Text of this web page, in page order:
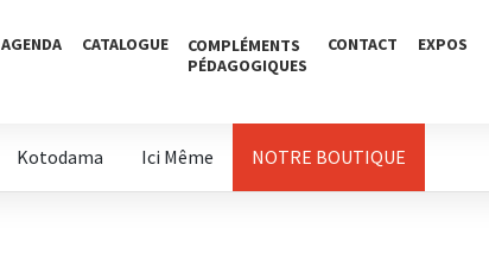
AGENDA CATALOGUE
COMPLÉMENTS
PÉDAGOGIQUES
CONTACT EXPOS
Kotodama Ici Même NOTRE BOUTIQUE